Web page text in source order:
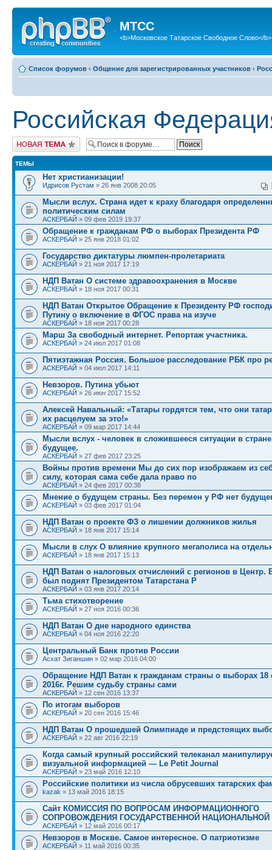
МТСС
<b>Московское Татарское Свободное Слово</b>
Список форумов ‹ Общение для зарегистрированных участников ‹
Российская
Новая тема
ТЕМЫ
Нет христианизации!
Идрисов Рустам » 26 янв 2008 20:05
Мысли вслух. Страна идет к краху благодаря
политическим силам
АСКЕРБАЙ » 09 фев 2019 19:37
Обращение к гражданам РФ о выборах Президента РФ
АСКЕРБАЙ » 25 янв 2018 01:02
Государство диктатуры люмпен-пролетариата
АСКЕРБАЙ » 21 ноя 2017 17:19
НДП Ватан О системе здравоохранения в Москве
АСКЕРБАЙ » 18 ноя 2017 00:31
НДП Ватан Открытое Обращение к Президенту РФ
Путину о включение в ФГОС права на изуче
АСКЕРБАЙ » 18 ноя 2017 00:28
Марш За свободный интернет. Репортаж участника.
АСКЕРБАЙ » 24 июл 2017 01:08
Пятиэтажная Россия. Большое расследование РБК про
АСКЕРБАЙ » 04 июл 2017 14:11
Невзоров. Путина убьют
АСКЕРБАЙ » 26 июн 2017 15:52
Алексей Навальный: «Татары гордятся тем, что они
их расцелуем за это!»
АСКЕРБАЙ » 09 мар 2017 14:44
Мысли вслух - человек в сложившееся ситуации в
будущее.
АСКЕРБАЙ » 27 фев 2017 23:25
Войны против времени Мы до сих пор изображаем из
силу, которая сама себе дала право по
АСКЕРБАЙ » 24 фев 2017 00:38
Мнение о будущем страны. Без перемен у РФ нет
АСКЕРБАЙ » 03 фев 2017 01:04
НДП Ватан о проекте ФЗ о лишении должников жилья
АСКЕРБАЙ » 18 янв 2017 15:14
Мысли в слух О влияние крупного мегаполиса на
АСКЕРБАЙ » 18 янв 2017 15:13
НДП Ватан о налоговых отчислений с регионов в Центр.
был поднят Президентом Татарстана Р
АСКЕРБАЙ » 03 янв 2017 20:14
Тьма стихотворение
АСКЕРБАЙ » 27 ноя 2016 00:36
НДП Ватан О дне народного единства
АСКЕРБАЙ » 04 ноя 2016 22:20
Центральный Банк против России
Асхат Зиганшин » 02 мар 2016 04:00
Обращение НДП Ватан к гражданам страны о выборах 18
2016г. Решим судьбу страны сами
АСКЕРБАЙ » 12 сен 2016 13:37
По итогам выборов
АСКЕРБАЙ » 20 сен 2016 15:46
НДП Ватан О прошедшей Олимпиаде и предстоящих
АСКЕРБАЙ » 22 авг 2016 22:19
Когда самый крупный российский телеканал
визуальной информацией — Le Petit Journal
АСКЕРБАЙ » 23 май 2016 12:10
Российские политики из числа обрусевших татарских
kazak » 13 май 2016 18:15
Сайт КОМИССИЯ ПО ВОПРОСАМ ИНФОРМАЦИОННОГО
СОПРОВОЖДЕНИЯ ГОСУДАРСТВЕННОЙ НАЦИОНАЛЬНОЙ
АСКЕРБАЙ » 12 май 2016 00:17
Невзоров в Москве. Самое интересное. О патриотизме
АСКЕРБАЙ » 11 май 2016 00:35